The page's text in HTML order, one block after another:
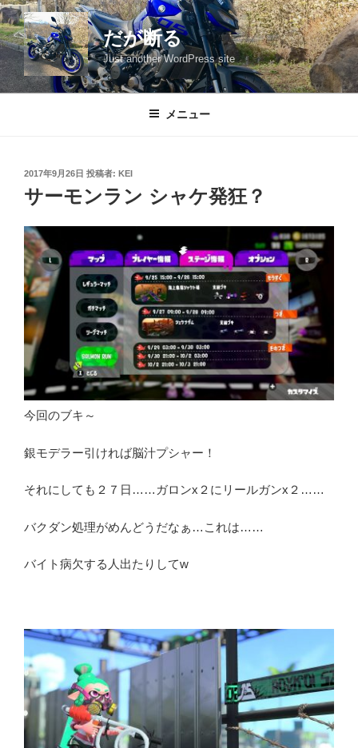
コ
ン
テ
ン
ツ
だが断る
Just another WordPress site
メニュー
投
稿
日:
2017年9月26日 投稿者: KEI
サーモンラン シャケ発狂？
今回のブキ～
銀モデラー引ければ脳汁プシャー！
それにしても２７日……ガロンx２にリールガンx２……
バクダン処理がめんどうだなぁ…これは……
バイト病欠する人出たりしてw